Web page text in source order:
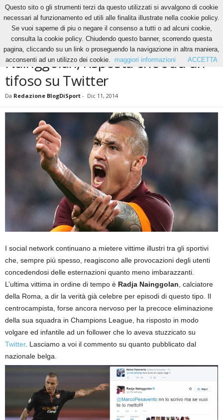
News Nainggolan, risposta choc ad un tifoso su Twitter
NEWS
Nainggolan, risposta choc ad un
tifoso su Twitter
Da Redazione BlogDiSport - Dic 11, 2014
I social network continuano a mietere vittime illustri tra gli sportivi
che, sempre più spesso, reagiscono alle provocazioni degli utenti
concedendosi delle esternazioni quanto meno imbarazzanti.
L’ultima vittima in ordine di tempo è Radja Nainggolan , calciatore
della Roma, a dir la verità già celebre per episodi di questo tipo. Il
centrocampista, forse ancora nervoso per la precoce eliminazione
della sua squadra in Champions League, ha risposto in modo
volgare ed infantile ad un follower che lo aveva stuzzicato su
Twitter. Lasciamo a voi il commento su quanto pubblicato dal
nazionale belga.
Questo sito o gli strumenti terzi da questo utilizzati si avvalgono di cookie
necessari al funzionamento ed utili alle finalita illustrate nella cookie policy.
Se vuoi saperne di piu o negare il consenso a tutti o ad alcuni cookie,
consulta la cookie policy. Chiudendo questo banner, scorrendo questa
pagina, cliccando su un link o proseguendo la navigazione in altra maniera,
acconsenti ad un utilizzo dei cookie.
maggiori informazioni ACCETTA